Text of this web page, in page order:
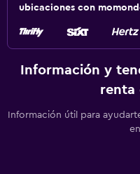
ubicaciones con
Información y
renta
Información útil para